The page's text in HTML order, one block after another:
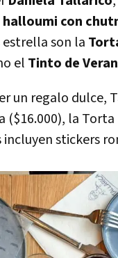
con
estrella son la
el Tinto de
un regalo dulce,
($16.000), la
incluyen stickers